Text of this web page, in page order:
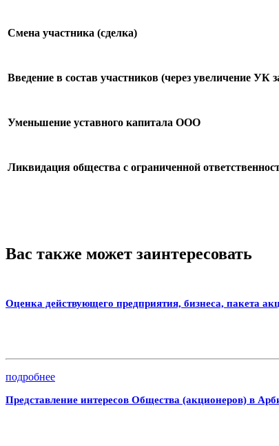
Смена участника (сделка)
Введение в состав участников (через увеличение
Уменьшение уставного капитала ООО
Ликвидация общества с ограниченной
Вас также может заинтересовать
Оценка действующего предприятия, бизнеса, пакета
подробнее
Представление интересов Общества (акционеров) в